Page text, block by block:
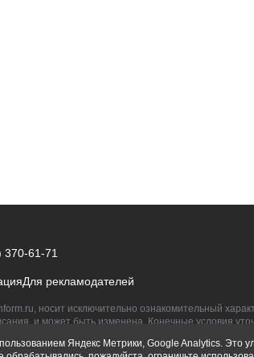
370-61-71
Для рекламодателей
носит исключительно ознакомительный
и может быть изменена. Конечные условия
Яндекс Метрики, Google Analytics. Это